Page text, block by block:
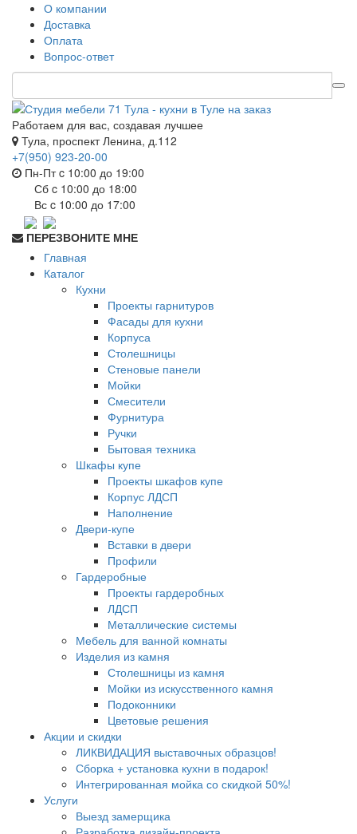
О компании
Доставка
Оплата
Вопрос-ответ
Работаем для вас, создавая лучшее
Тула, проспект Ленина, д.112
+7(950) 923-20-00
Пн-Пт c 10:00 до 19:00
Сб c 10:00 до 18:00
Вс c 10:00 до 17:00
ПЕРЕЗВОНИТЕ МНЕ
Главная
Каталог
Кухни
Проекты гарнитуров
Фасады для кухни
Корпуса
Столешницы
Стеновые панели
Мойки
Смесители
Фурнитура
Ручки
Бытовая техника
Шкафы купе
Проекты шкафов купе
Корпус ЛДСП
Наполнение
Двери-купе
Вставки в двери
Профили
Гардеробные
Проекты гардеробных
ЛДСП
Металлические системы
Мебель для ванной комнаты
Изделия из камня
Столешницы из камня
Мойки из искусственного камня
Подоконники
Цветовые решения
Акции и скидки
ЛИКВИДАЦИЯ выставочных образцов!
Сборка + установка кухни в подарок!
Интегрированная мойка со скидкой 50%!
Услуги
Выезд замерщика